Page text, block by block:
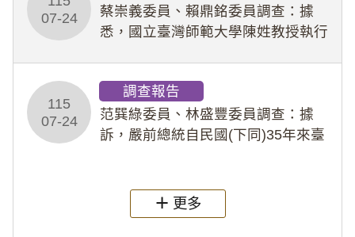
劉師。該生因畏懼成
07-24
蔡崇義委員、賴鼎銘委員調查：據
悉，國立臺灣師範大學陳姓教授執行
術倫理等情案調查報告。(115教調
31)
115
07-24
調查報告
范巽綠委員、林盛豐委員調查：據
訴，嚴前總統自民國(下同)35年來臺
過世後，總統府於89年間函請其家屬
繼續留住
更多